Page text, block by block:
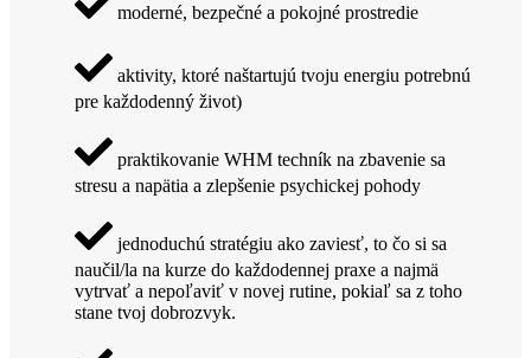
moderné, bezpečné a pokojné prostredie
aktivity, ktoré naštartujú tvoju energiu potrebnú
pre každodenný život)
praktikovanie WHM techník na zbavenie sa
stresu a napätia a zlepšenie psychickej pohody
jednoduchú stratégiu ako zaviesť, to čo si sa
naučil/la na kurze do každodennej praxe a najmä
vytrvať a nepoľaviť v novej rutine, pokiaľ sa z toho
stane tvoj dobrozvyk.